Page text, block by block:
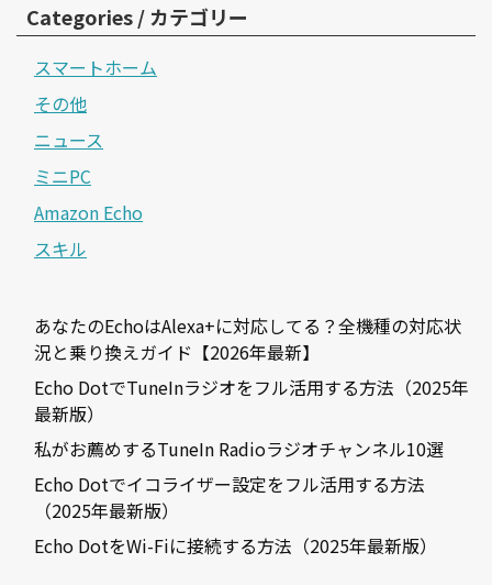
Categories / カテゴリー
スマートホーム
その他
ニュース
ミニPC
Amazon Echo
スキル
あなたのEchoはAlexa+に対応してる？全機種の対応状
況と乗り換えガイド【2026年最新】
Echo DotでTuneInラジオをフル活用する方法（2025年
最新版）
私がお薦めするTuneIn Radioラジオチャンネル10選
Echo Dotでイコライザー設定をフル活用する方法
（2025年最新版）
Echo DotをWi-Fiに接続する方法（2025年最新版）